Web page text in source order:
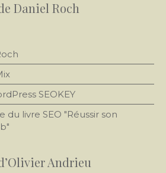
Daniel Roch
SEOKEY
du livre SEO "Réussir son
Andrieu